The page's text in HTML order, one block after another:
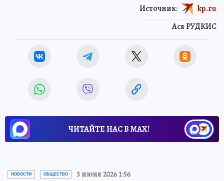
Ася РУДКИС
Источник: kp.ru
ЧИТАЙТЕ НАС В МАХ!
НОВОСТИ ОБЩЕСТВО 3 июня 2026 1:56